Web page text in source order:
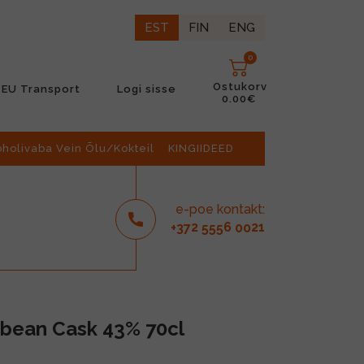
EST FIN ENG
EU Transport Logi sisse
0
Ostukorv
0.00€
Vein Õlu/Kokteil KINGIIDEED
e-poe kontakt:
+372 5556 0021
Cask 43% 70cl